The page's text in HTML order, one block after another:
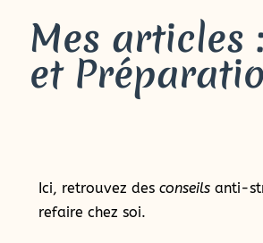
Mes articles
et
Ici, retrouvez des conseilsanti-
refaire chez soi.